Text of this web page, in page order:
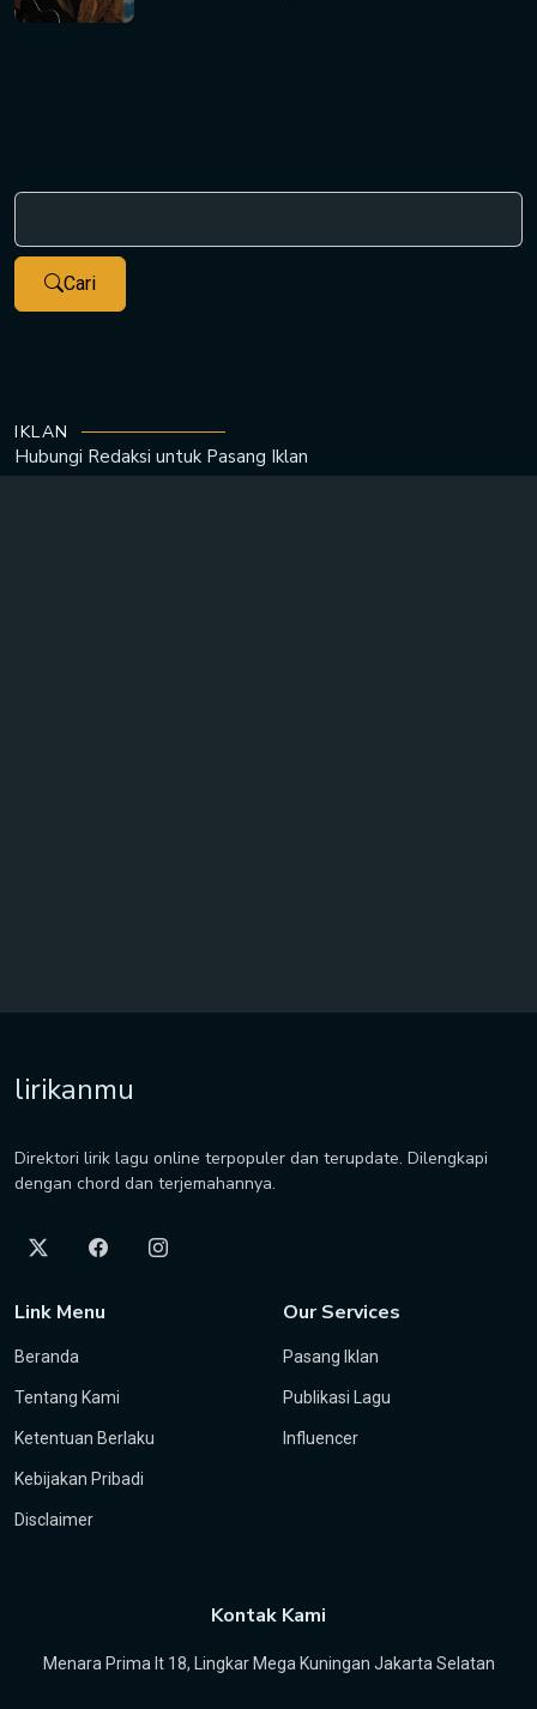
Cari
IKLAN
Hubungi Redaksi untuk Pasang Iklan
lirikanmu
Direktori lirik lagu online terpopuler dan terupdate. Dilengkapi
dengan chord dan terjemahannya.
Link Menu
Beranda
Tentang Kami
Ketentuan Berlaku
Kebijakan Pribadi
Disclaimer
Our Services
Pasang Iklan
Publikasi Lagu
Influencer
Kontak Kami
Menara Prima lt 18, Lingkar Mega Kuningan Jakarta Selatan